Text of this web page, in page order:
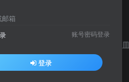
皿／充满个性的色彩与形状的器皿
箱
账号密码登录
登录